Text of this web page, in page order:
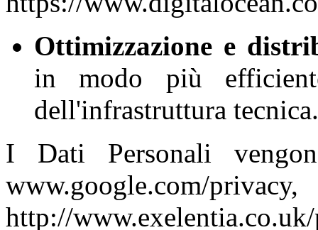
Ottimizzazione e
in modo più
dell'infrastruttura tecnica.
I Dati Personali
http://